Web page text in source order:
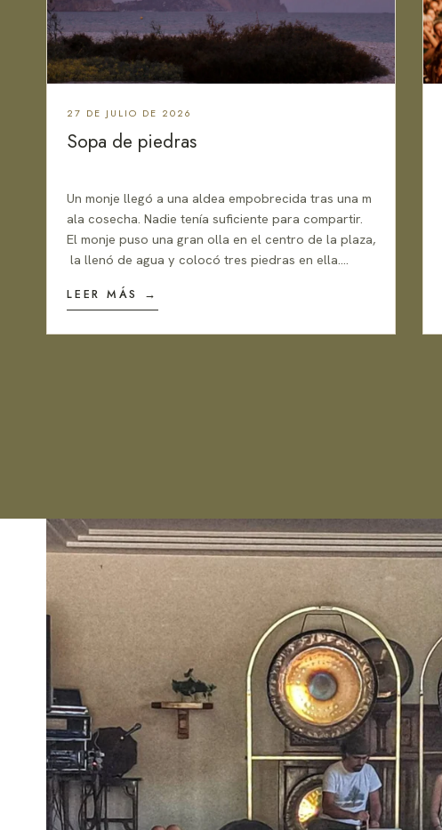
27 DE JULIO DE 2026
Sopa de piedras
Un monje llegó a una aldea empobrecida tras una m
ala cosecha. Nadie tenía suficiente para compartir.
El monje puso una gran olla en el centro de la plaza,
la llenó de agua y colocó tres piedras en ella.
— Estoy preparando deliciosa sopa de piedras.
Al final, todos compartieron una sabrosa sopa que
ninguno habría podido
preparar por su propia cuenta.
Antes de partir, el monje dejó las tres piedras junto
al caldero y dijo:
— El secreto no está en las piedras, sino en lo qu
e surge cuando compartimos lo que tenemos. …
LEER MÁS →